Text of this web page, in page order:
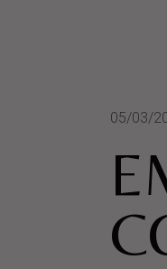
05/03/